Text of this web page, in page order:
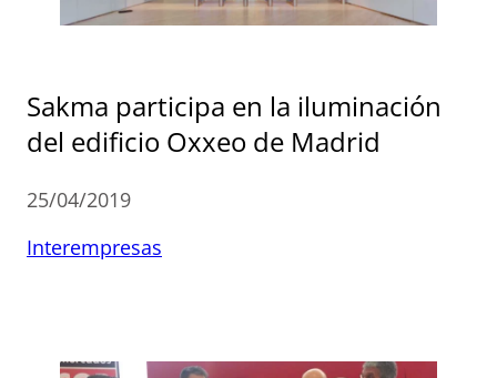
Sakma participa en la iluminación
del edificio Oxxeo de Madrid
25/04/2019
Interempresas